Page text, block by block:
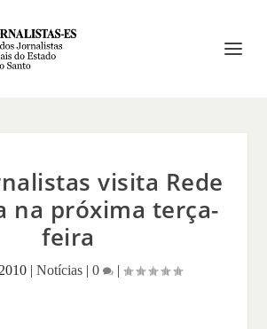
visita Rede
na próxima terça-
feira
| Notícias| 0 |